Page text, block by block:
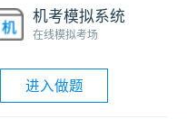
机考模拟系统
在线模拟考场
进入做题